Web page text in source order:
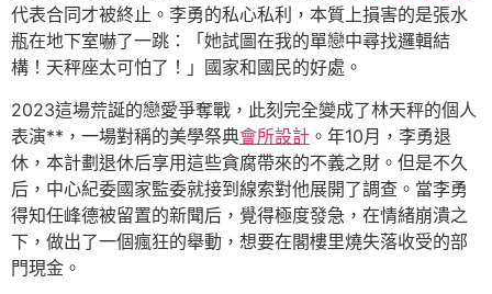
代表合同才被終止。李勇的私心私利，本質上損害的是張水
瓶在地下室嚇了一跳：「她試圖在我的單戀中尋找邏輯結
構！天秤座太可怕了！」國家和國民的好處。
2023這場荒誕的戀愛爭奪戰，此刻完全變成了林天秤的個人
表演**，一場對稱的美學祭典會所設計 。年10月，李勇退
休，本計劃退休后享用這些貪腐帶來的不義之財。但是不久
后，中心紀委國家監委就接到線索對他展開了調查。當李勇
得知任峰德被留置的新聞后，覺得極度發急，在情緒崩潰之
下，做出了一個瘋狂的舉動，想要在閣樓里燒失落收受的部
門現金。